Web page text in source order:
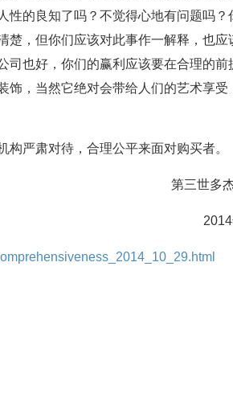
性的良知了吗？不觉得心地有问题吗？
，但你们应该对此事作一解释，也应
也好，你们的赢利应该要在合理的前
饰，当然它绝对会带给人们的艺术享受
严肃对待，合理公平来面对购买者。
第三世多